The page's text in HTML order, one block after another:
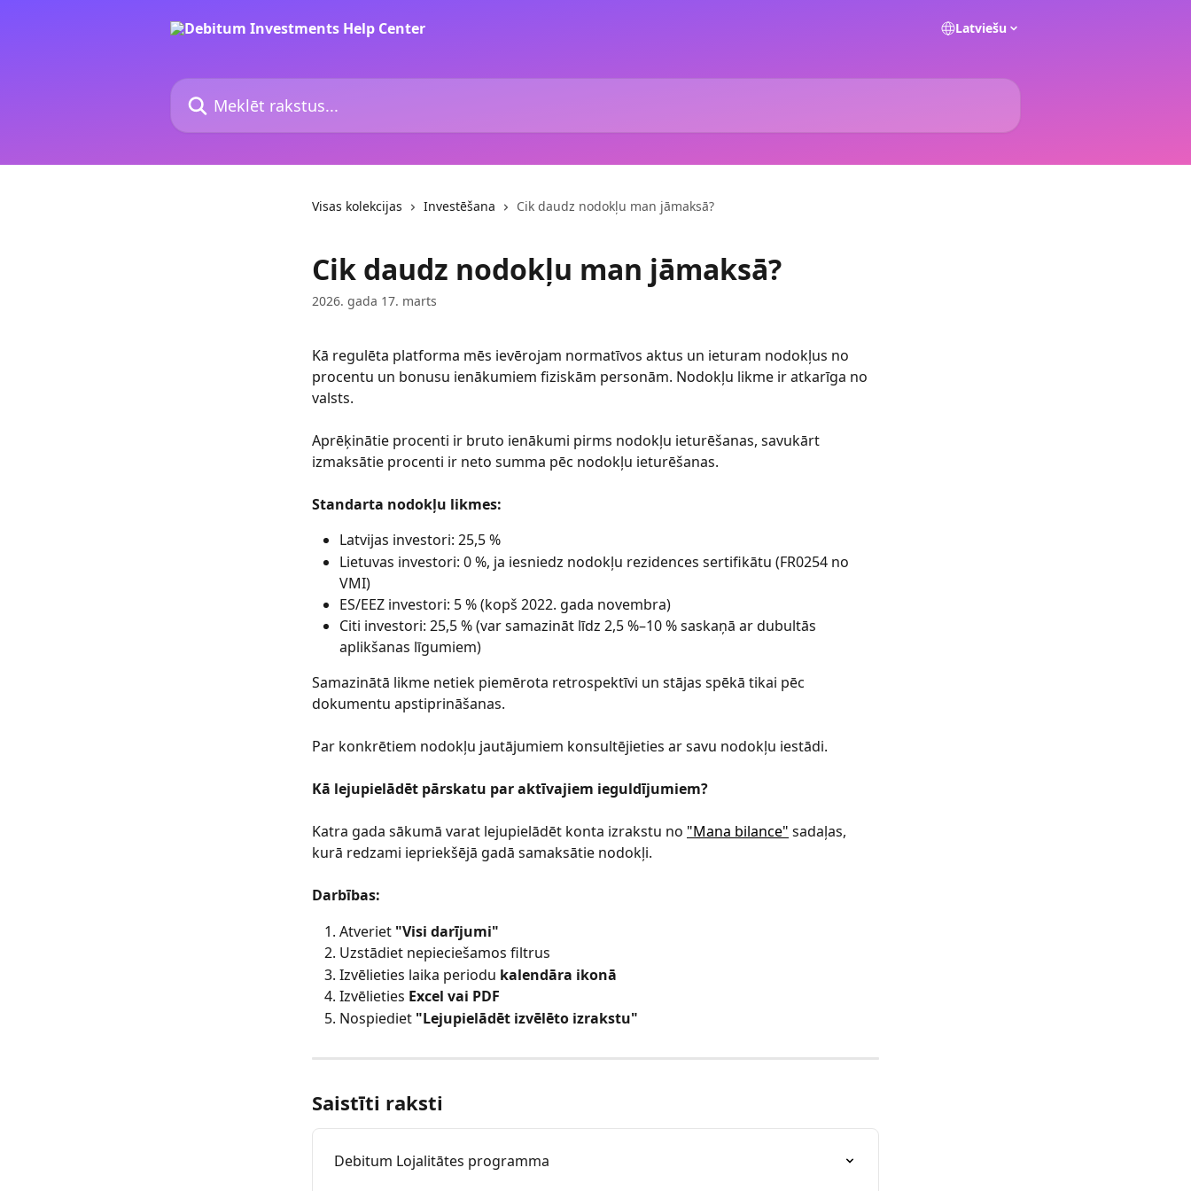
Latviešu
Meklēt rakstus...
Visas kolekcijas Investēšana Cik daudz nodokļu man jāmaksā?
Cik daudz nodokļu man jāmaksā?
2026. gada 17. marts
Kā regulēta platforma mēs ievērojam normatīvos aktus un ieturam nodokļus no
procentu un bonusu ienākumiem fiziskām personām. Nodokļu likme ir atkarīga no
valsts.
Aprēķinātie procenti ir bruto ienākumi pirms nodokļu ieturēšanas, savukārt
izmaksātie procenti ir neto summa pēc nodokļu ieturēšanas.
Standarta nodokļu likmes:
Latvijas investori: 25,5 %
Lietuvas investori: 0 %, ja iesniedz nodokļu rezidences sertifikātu (FR0254 no
VMI)
ES/EEZ investori: 5 % (kopš 2022. gada novembra)
Citi investori: 25,5 % (var samazināt līdz 2,5 %–10 % saskaņā ar dubultās
aplikšanas līgumiem)
Samazinātā likme netiek piemērota retrospektīvi un stājas spēkā tikai pēc
dokumentu apstiprināšanas.
Par konkrētiem nodokļu jautājumiem konsultējieties ar savu nodokļu iestādi.
Kā lejupielādēt pārskatu par aktīvajiem ieguldījumiem?
Katra gada sākumā varat lejupielādēt konta izrakstu no "Mana bilance" sadaļas,
kurā redzami iepriekšējā gadā samaksātie nodokļi.
Darbības:
Atveriet "Visi darījumi"
Uzstādiet nepieciešamos filtrus
Izvēlieties laika periodu kalendāra ikonā
Izvēlieties Excel vai PDF
Nospiediet "Lejupielādēt izvēlēto izrakstu"
Saistīti raksti
Debitum Lojalitātes programma